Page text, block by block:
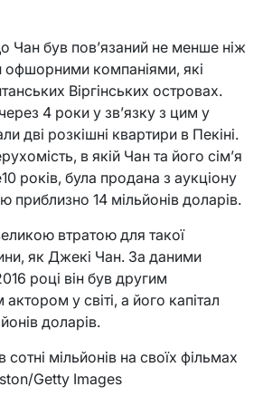
Чан був пов’язаний не менше ніж
офшорними компаніями, які
Віргінських островах.
4 роки у зв’язку з цим у
дві розкішні квартири в Пекіні.
в якій Чан та його сім’я
років, була продана з аукціону
приблизно 14 мільйонів доларів.
втратою для такої
як Джекі Чан. За даними
році він був другим
у світі, а його капітал
доларів.
мільйонів на своїх фільмах
Getty Images